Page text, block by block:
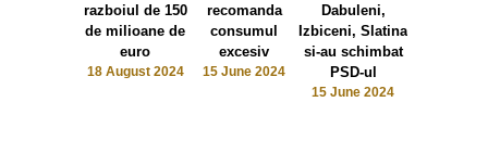
razboiul de 150
de milioane de
euro
18 August 2024
recomanda
consumul
excesiv
15 June 2024
Dabuleni,
Izbiceni, Slatina
si-au schimbat
PSD-ul
15 June 2024